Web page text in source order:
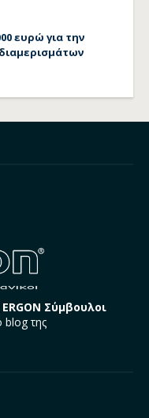
ευρώ για την
ERGON Σύμβουλοι
blog της